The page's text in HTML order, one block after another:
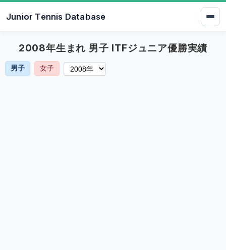
Junior Tennis Database
2008年生まれ 男子 ITFジュニア優勝実績
男子 女子